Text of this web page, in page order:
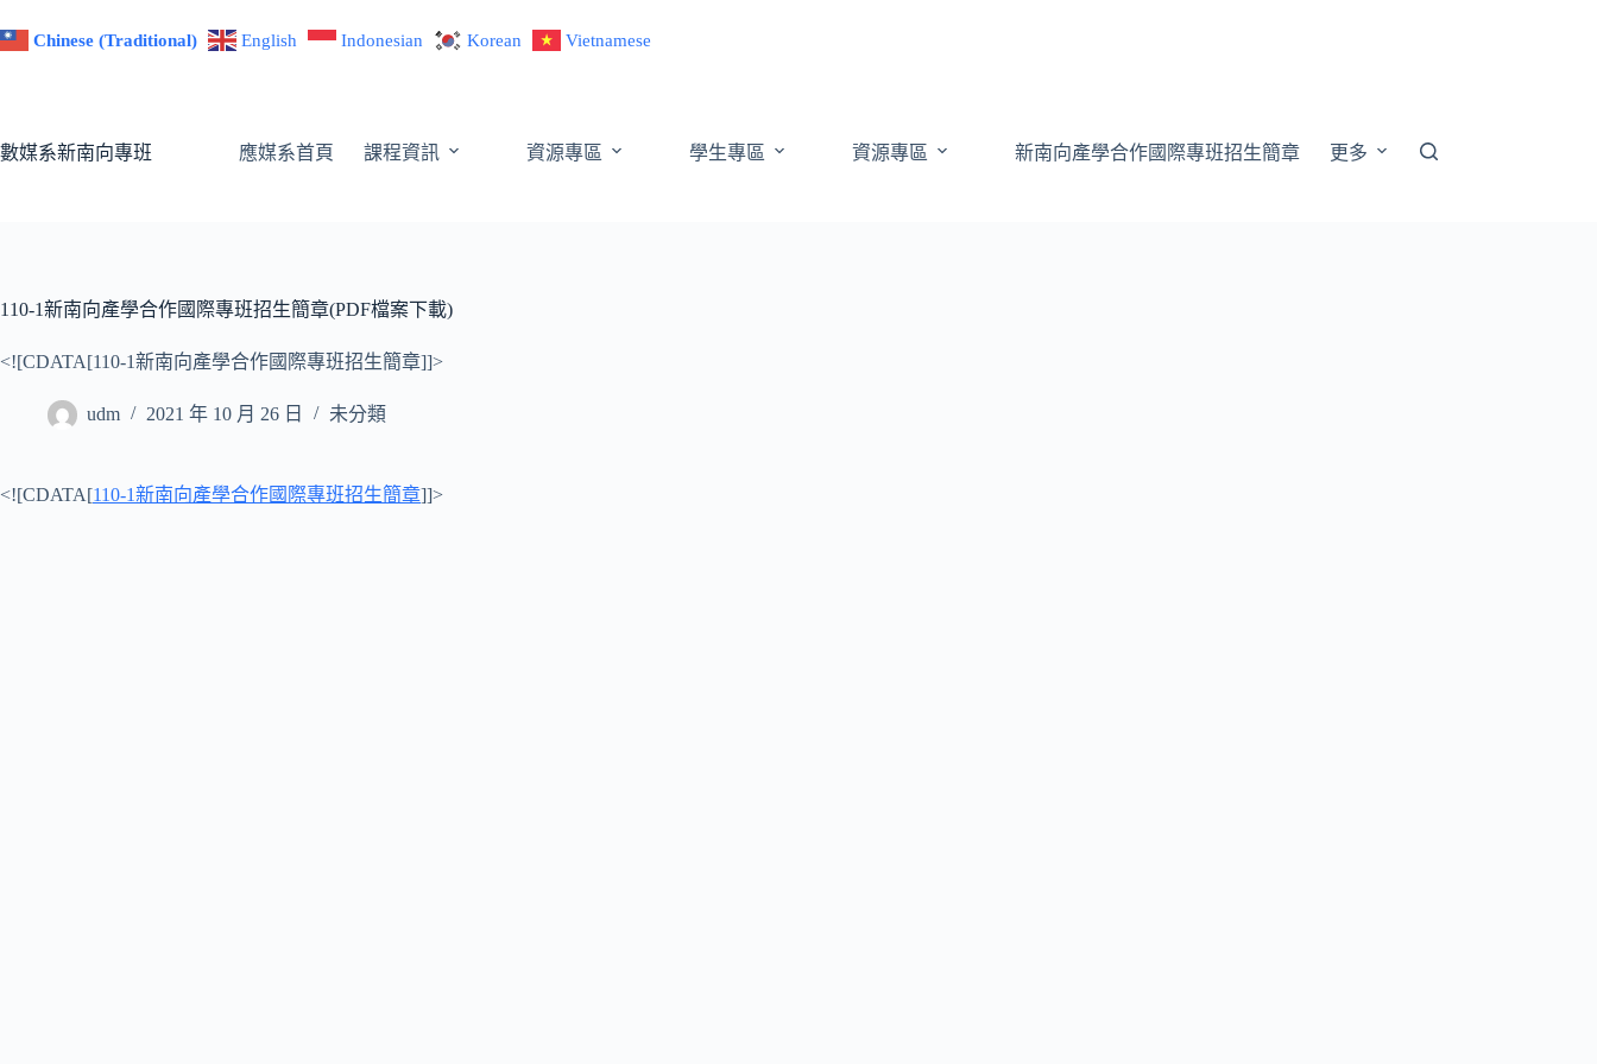
至
容
Chinese (Traditional) English Indonesian Korean Vietnamese
數媒系新南向專班 應媒系首頁 課程資訊 資源專區 學生專區 資源專區 新南向產學合作國際專班招生簡章 更多
110-1新南向產學合作國際專班招生簡章(PDF檔案下載)
<![CDATA[110-1新南向產學合作國際專班招生簡章]]>
udm 2021 年 10 月 26 日 未分類
<![CDATA[110-1新南向產學合作國際專班招生簡章]]>